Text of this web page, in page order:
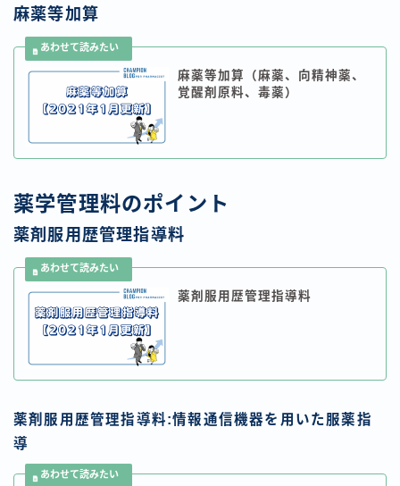
麻薬等加算
麻薬等加算（麻薬、向精神薬、
覚醒剤原料、毒薬）
薬学管理料のポイント
薬剤服用歴管理指導料
薬剤服用歴管理指導料
薬剤服用歴管理指導料:情報通信機器を用いた服薬指
導